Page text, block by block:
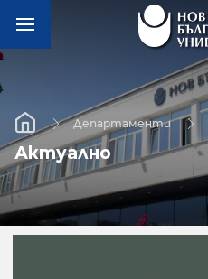
Департаменти
Актуално